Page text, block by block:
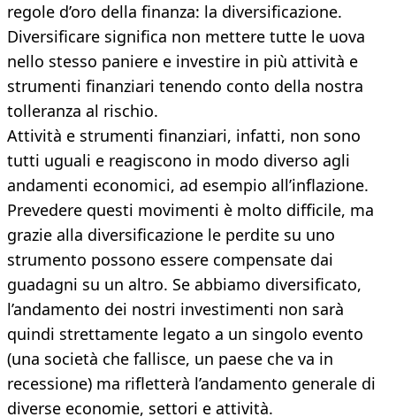
regole d’oro della finanza: la diversificazione.
Diversificare significa non mettere tutte le uova
nello stesso paniere e investire in più attività e
strumenti finanziari tenendo conto della nostra
tolleranza al rischio.
Attività e strumenti finanziari, infatti, non sono
tutti uguali e reagiscono in modo diverso agli
andamenti economici, ad esempio all’inflazione.
Prevedere questi movimenti è molto difficile, ma
grazie alla diversificazione le perdite su uno
strumento possono essere compensate dai
guadagni su un altro. Se abbiamo diversificato,
l’andamento dei nostri investimenti non sarà
quindi strettamente legato a un singolo evento
(una società che fallisce, un paese che va in
recessione) ma rifletterà l’andamento generale di
diverse economie, settori e attività.